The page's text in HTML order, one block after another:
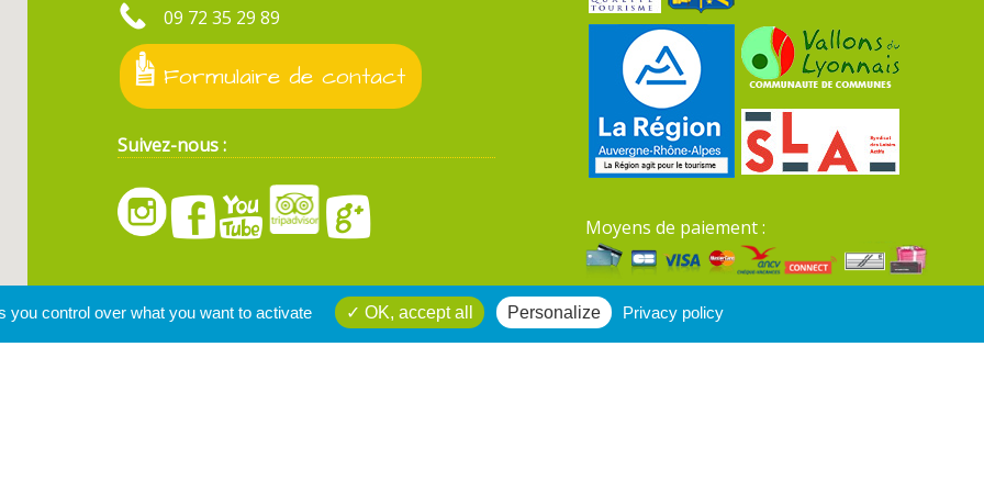
09 72 35 29 89
Formulaire de contact
Suivez-nous :
Moyens de paiement :
Mentions légales du site
you control over what you want to activate OK, accept all Personalize Privacy policy